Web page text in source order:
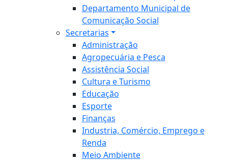
Departamento Municipal de
Comunicação Social
Secretarias
Administração
Agropecuária e Pesca
Assistência Social
Cultura e Turismo
Educação
Esporte
Finanças
Industria, Comércio, Emprego e
Renda
Meio Ambiente